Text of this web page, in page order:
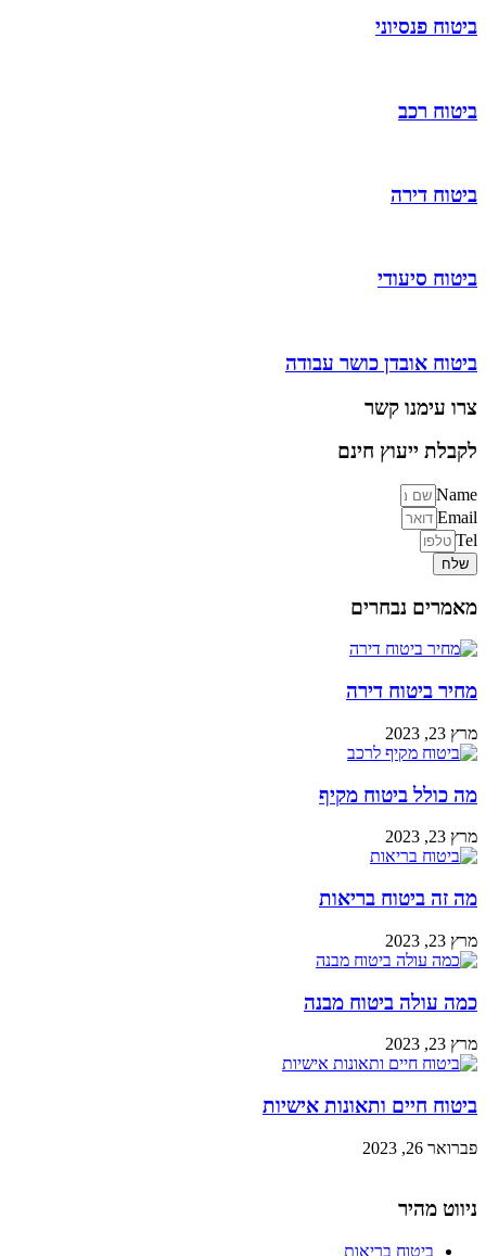
ביטוח פנסיוני
ביטוח רכב
ביטוח דירה
ביטוח סיעודי
ביטוח אובדן כושר עבודה
צרו עימנו קשר
לקבלת ייעוץ חינם
Name
Email
Tel
שלח
מאמרים נבחרים
מחיר ביטוח דירה
מרץ 23, 2023
מה כולל ביטוח מקיף
מרץ 23, 2023
מה זה ביטוח בריאות
מרץ 23, 2023
כמה עולה ביטוח מבנה
מרץ 23, 2023
ביטוח חיים ותאונות אישיות
פברואר 26, 2023
ניווט מהיר
ביטוח בריאות